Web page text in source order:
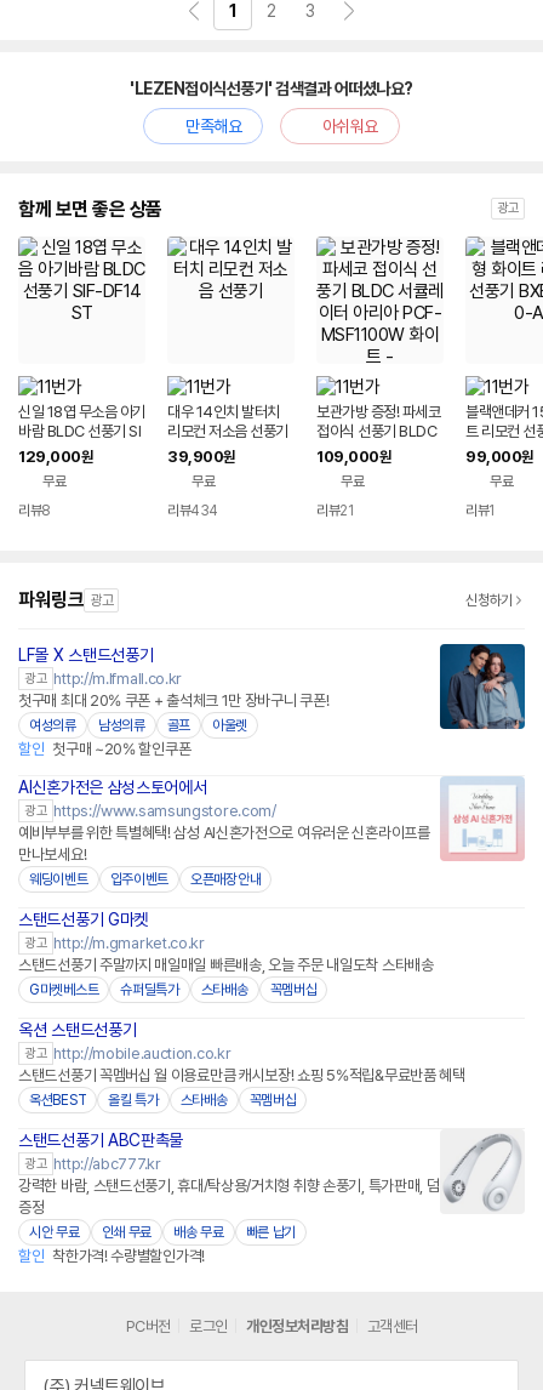
1 2 3
'LEZEN접이식선풍기' 검색결과 어떠셨나요?
만족해요
아쉬워요
함께 보면 좋은 상품 광고
신일 18엽 무소음 아기
바람 BLDC 선풍기 SI
F-DF14ST
129,000원
무료
리뷰8
대우 14인치 발터치
리모컨 저소음 선풍기
39,900원
무료
리뷰434
보관가방 증정! 파세코
접이식 선풍기 BLDC
서큘레이터 아리아 PC
F-MSF1100W 화이
109,000원
무료
리뷰21
블랙앤데커
트 리모컨 선
F5240-A
99,000원
무료
리뷰1
파워링크 광고 신청하기
LF몰 X 스탠드선풍기
광고 http://m.lfmall.co.kr
첫구매 최대 20% 쿠폰 + 출석체크 1만 장바구니 쿠폰!
여성의류 남성의류 골프 아울렛
할인 첫구매 ~20% 할인쿠폰
AI신혼가전은 삼성스토어에서
광고 https://www.samsungstore.com/
예비부부를 위한 특별혜택! 삼성 AI신혼가전으로 여유러운 신혼라이프를
만나보세요!
웨딩이벤트 입주이벤트 오픈매장안내
스탠드선풍기 G마켓
광고 http://m.gmarket.co.kr
스탠드선풍기 주말까지 매일매일 빠른배송, 오늘 주문 내일도착 스타배송
G마켓베스트 슈퍼딜특가 스타배송 꼭멤버십
옥션 스탠드선풍기
광고 http://mobile.auction.co.kr
스탠드선풍기 꼭멤버십 월 이용료만큼 캐시보장! 쇼핑 5%적립&무료반품 혜택
옥션BEST 올킬 특가 스타배송 꼭멤버십
스탠드선풍기 ABC판촉물
광고 http://abc777.kr
강력한 바람, 스탠드선풍기, 휴대/탁상용/거치형 취향 손풍기, 특가판매, 덤
증정
시안 무료 인쇄 무료 배송 무료 빠른 납기
할인 착한가격! 수량별할인가격!
PC버전 로그인 개인정보처리방침 고객센터